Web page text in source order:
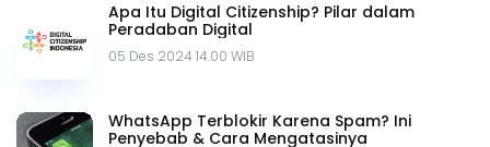
Apa Itu Digital Citizenship? Pilar dalam
Peradaban Digital
05 Des 2024 14.00 WIB
WhatsApp Terblokir Karena Spam? Ini
Penyebab & Cara Mengatasinya